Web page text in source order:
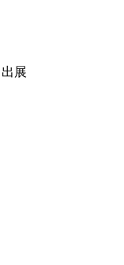
展